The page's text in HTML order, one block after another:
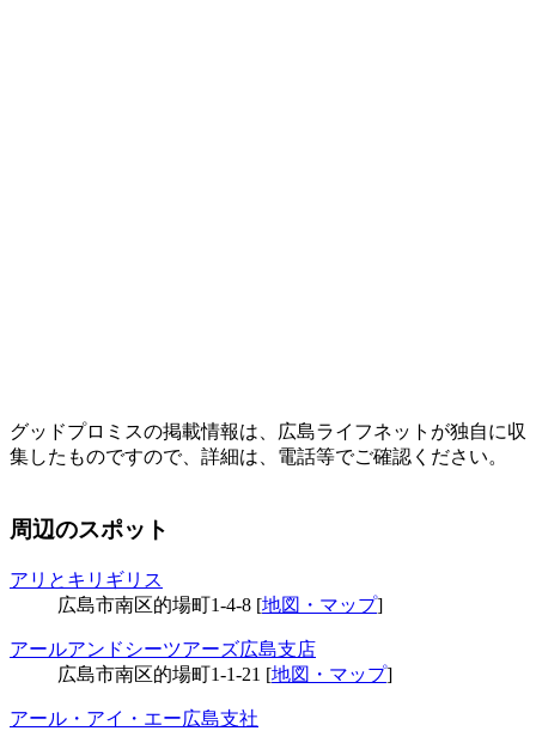
グッドプロミスの掲載情報は、広島ライフネットが独自に収
集したものですので、詳細は、電話等でご確認ください。
周辺のスポット
アリとキリギリス
広島市南区的場町1-4-8 [地図・マップ]
アールアンドシーツアーズ広島支店
広島市南区的場町1-1-21 [地図・マップ]
アール・アイ・エー広島支社